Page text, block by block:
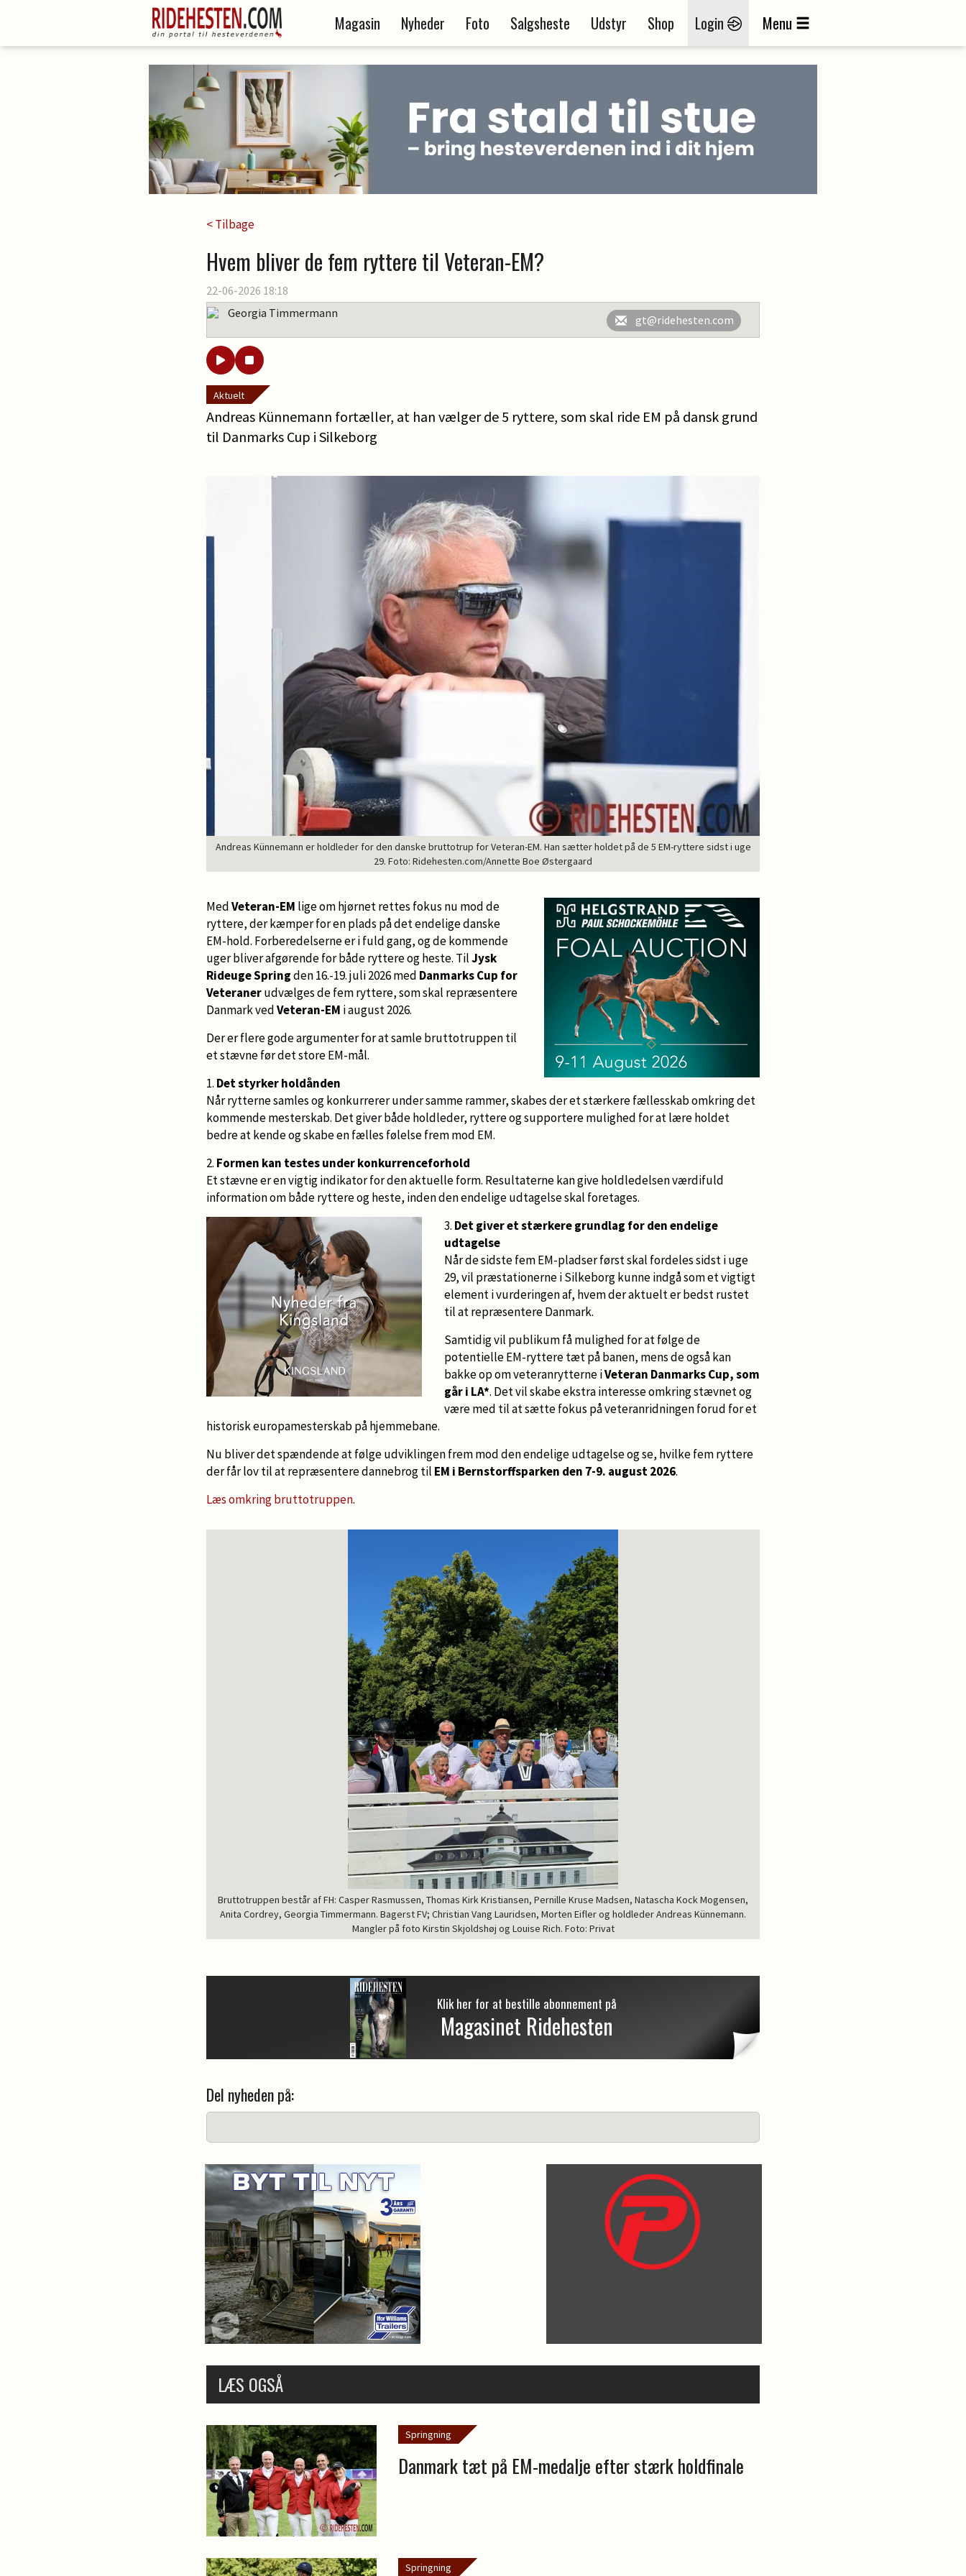
Magasin Nyheder Foto Salgsheste Udstyr Shop Login Menu
< Tilbage
Hvem bliver de fem ryttere til Veteran-EM?
22-06-2026 18:18
Georgia Timmermann
gt@ridehesten.com
Aktuelt
Andreas Künnemann fortæller, at han vælger de 5 ryttere, som skal ride EM på dansk grund
til Danmarks Cup i Silkeborg
Andreas Künnemann er holdleder for den danske bruttotrup for Veteran-EM. Han sætter holdet på de 5 EM-ryttere sidst i uge
29. Foto: Ridehesten.com/Annette Boe Østergaard
MedVeteran-EM lige om hjørnet rettes fokus nu mod de
ryttere, der kæmper for en plads på det endelige danske
EM-hold. Forberedelserne er i fuld gang, og de kommende
uger bliver afgørende for både ryttere og heste. TilJysk
Rideuge Springden 16.-19. juli 2026 med Danmarks Cup for
Veteranerudvælges de fem ryttere, som skal repræsentere
Danmark vedVeteran-EM i august 2026.
Der er flere gode argumenter for at samle bruttotruppen til
et stævne før det store EM-mål.
1. Det styrker holdånden
Når rytterne samles og konkurrerer under samme rammer, skabes der et stærkere fællesskab omkring det
kommende mesterskab. Det giver både holdleder, ryttere og supportere mulighed for at lære holdet
bedre at kende og skabe en fælles følelse frem mod EM.
2. Formen kan testes under konkurrenceforhold
Et stævne er en vigtig indikator for den aktuelle form. Resultaterne kan give holdledelsen værdifuld
information om både ryttere og heste, inden den endelige udtagelse skal foretages.
3. Det giver et stærkere grundlag for den endelige
udtagelse
Når de sidste fem EM-pladser først skal fordeles sidst i uge
29, vil præstationerne i Silkeborg kunne indgå som et vigtigt
element i vurderingen af, hvem der aktuelt er bedst rustet
til at repræsentere Danmark.
Samtidig vil publikum få mulighed for at følge de
potentielle EM-ryttere tæt på banen, mens de også kan
bakke op om veteranrytterne iVeteran Danmarks Cup, som
går i LA*. Det vil skabe ekstra interesse omkring stævnet og
være med til at sætte fokus på veteranridningen forud for et
historisk europamesterskab på hjemmebane.
Nu bliver det spændende at følge udviklingen frem mod den endelige udtagelse og se, hvilke fem ryttere
der får lov til at repræsentere dannebrog til EM i Bernstorffsparken den 7-9. august 2026.
Læs omkring bruttotruppen.
Bruttotruppen består af FH: Casper Rasmussen, Thomas Kirk Kristiansen, Pernille Kruse Madsen, Natascha Kock Mogensen,
Anita Cordrey, Georgia Timmermann. Bagerst FV; Christian Vang Lauridsen, Morten Eifler og holdleder Andreas Künnemann.
Mangler på foto Kirstin Skjoldshøj og Louise Rich. Foto: Privat
Klik her for at bestille abonnement på
Magasinet Ridehesten
Del nyheden på:
LÆS OGSÅ
Springning
Danmark tæt på EM-medalje efter stærk holdfinale
Springning